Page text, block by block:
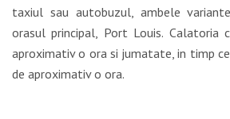
taxiul sau autobuzul, ambele
orasul principal, Port Louis. Calatoria
aproximativ o ora si jumatate, in timp
de aproximativ o ora.